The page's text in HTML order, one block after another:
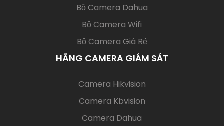
Bộ Camera Dahua
Bộ Camera Wifi
Bộ Camera Giá Rẻ
HÃNG CAMERA GIÁM SÁT
Camera Hikvision(current)
Camera Kbvision
Camera Dahua